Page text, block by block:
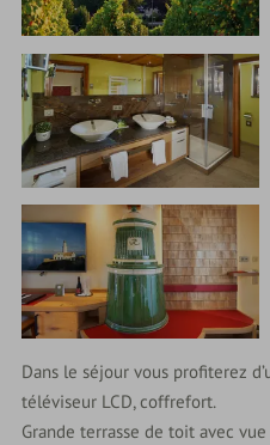
Dans le séjour vous profiterez
téléviseur LCD, coffrefort.
Grande terrasse de toit avec